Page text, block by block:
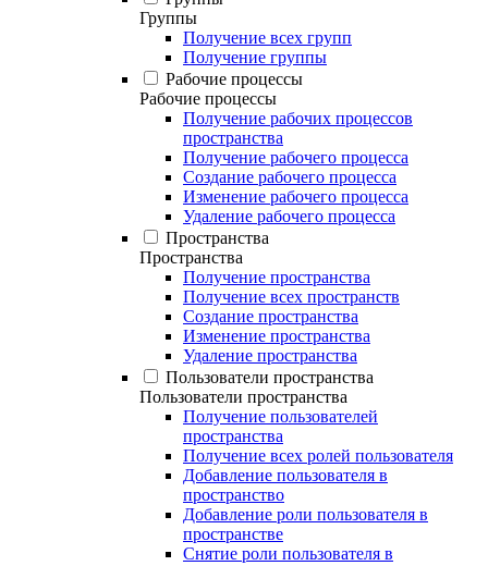
Группы
Получение всех групп
Получение группы
Рабочие процессы
Рабочие процессы
Получение рабочих процессов
пространства
Получение рабочего процесса
Создание рабочего процесса
Изменение рабочего процесса
Удаление рабочего процесса
Пространства
Пространства
Получение пространства
Получение всех пространств
Создание пространства
Изменение пространства
Удаление пространства
Пользователи пространства
Пользователи пространства
Получение пользователей
пространства
Получение всех ролей пользователя
Добавление пользователя в
пространство
Добавление роли пользователя в
пространстве
Снятие роли пользователя в